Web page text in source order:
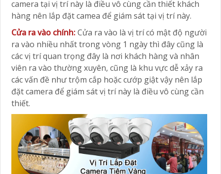
camera tại vị trí này là điều vô cùng cần thiết khách
hàng nên lắp đặt camea để giám sát tại vị trí này.
Cửa ra vào chính:Cửa ra vào là vị trí có mật độ người
ra vào nhiều nhất trong vòng 1 ngày thì đây cũng là
các vị trí quan trọng đây là nơi khách hàng và nhân
viên ra vào thường xuyên, cũng là khu vực dễ xảy ra
các vấn đề như trộm cắp hoặc cướp giật vậy nên lắp
đặt camera để giám sát vị trí này là điều vô cùng cần
thiết.